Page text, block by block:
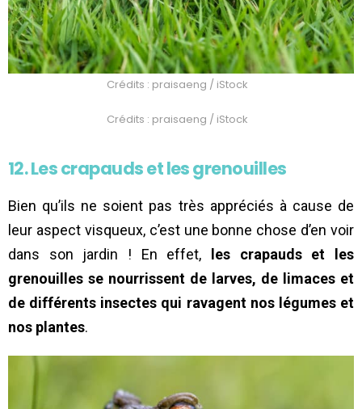
Crédits : praisaeng / iStock
Crédits : praisaeng / iStock
12. Les crapauds et les grenouilles
Bien qu’ils ne soient pas très appréciés à cause de
leur aspect visqueux, c’est une bonne chose d’en voir
dans son jardin ! En effet,
les crapauds et les
grenouilles se nourrissent de larves, de limaces et
de différents insectes qui ravagent nos légumes et
nos plantes.